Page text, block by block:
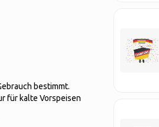
bestimmt.
für kalte Vorspeisen